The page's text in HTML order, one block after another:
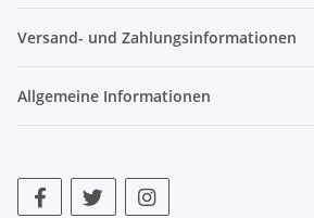
Versand- und Zahlungsinformationen
Allgemeine Informationen